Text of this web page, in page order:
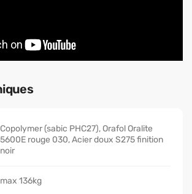
Copolymer (sabic PHC27), Orafol Oralite
5600E rouge 030, Acier doux S275 finition
noir
max 136kg